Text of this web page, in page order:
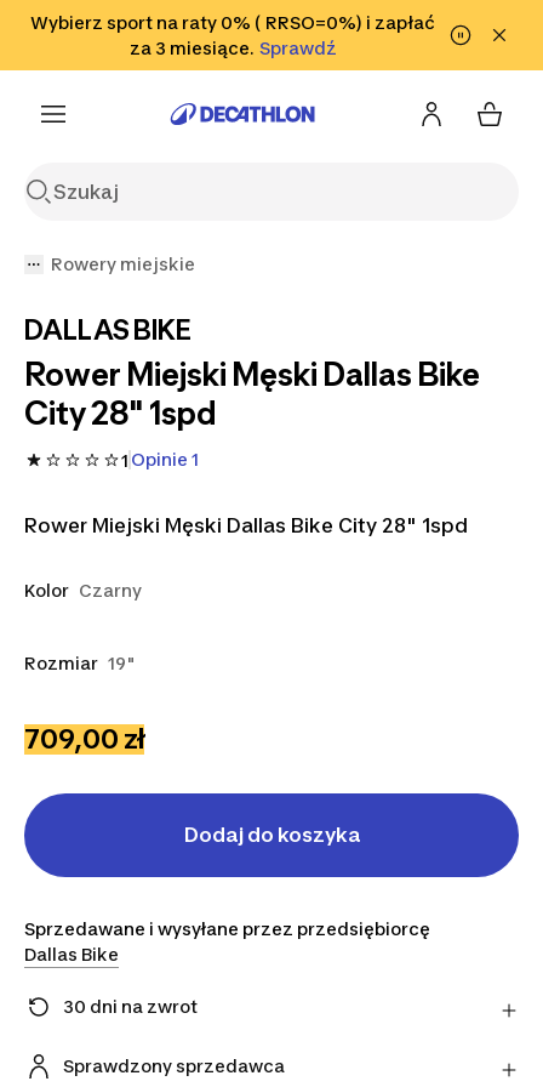
Przejdź do wyszukiwania Przejdź do treści
Przejdź
Wybierz sport na raty 0% ( RRSO=0%) i zapłać
za 3 miesiące. SprawdźSprawdź
Sprawdź
Rowery miejskie
DALLAS BIKE
Rower Miejski Męski Dallas Bike
City 28" 1spd
1 Opinie 1
Rower Miejski Męski Dallas Bike City 28" 1spd
Kolor Czarny
Rozmiar 19"
709,00 zł
Dodaj do koszyka
Sprzedawane i wysyłane przez przedsiębiorcę
Dallas Bike
30 dni na zwrot
bezpośrednio do sprzedawcy w ciągu 30 dni,
Sprawdzony sprzedawca